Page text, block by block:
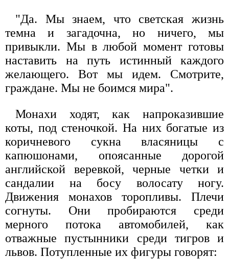
"Да. Мы знаем, что светская жизнь
темна и загадочна, но ничего, мы
привыкли. Мы в любой момент готовы
наставить на путь истинный каждого
желающего. Вот мы идем. Смотрите,
граждане. Мы не боимся мира".
Монахи ходят, как напроказившие
коты, под стеночкой. На них богатые из
коричневого сукна власяницы с
капюшонами, опоясанные дорогой
английской веревкой, черные четки и
сандалии на босу волосату ногу.
Движения монахов торопливы. Плечи
согнуты. Они пробираются среди
мерного потока автомобилей, как
отважные пустынники среди тигров и
львов. Потупленные их фигуры говорят: